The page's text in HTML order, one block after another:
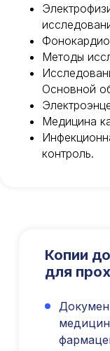
Методы
Основной
Медицина
контроль.
Копии
для
Политика
8 800 444 10
Юридический адрес:
Муниципальный Округ
Оферта об
Публичная оферта